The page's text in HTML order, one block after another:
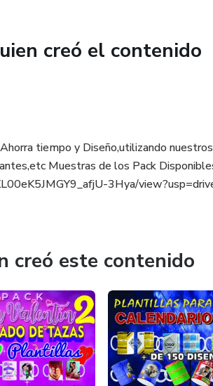
creó el contenido
tiempo y Diseño,utilizando
Muestras de los Pack
3Hya/
creó este contenido